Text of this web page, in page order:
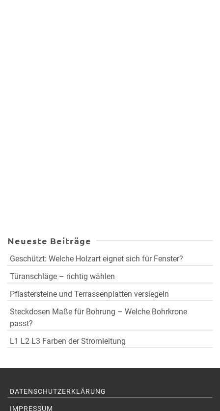
Neueste Beiträge
Geschützt: Welche Holzart eignet sich für Fenster?
Türanschläge – richtig wählen
Pflastersteine und Terrassenplatten versiegeln
Steckdosen Maße für Bohrung – Welche Bohrkrone
passt?
L1 L2 L3 Farben der Stromleitung
DATENSCHUTZERKLÄRUNG
IMPRESSUM